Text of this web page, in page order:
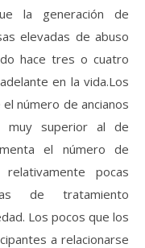
la generación de
elevadas de abuso
hace tres o cuatro
en la vida.Los
número de ancianos
muy superior al de
el número de
pocas
de tratamiento
Los pocos que los
a relacionarse